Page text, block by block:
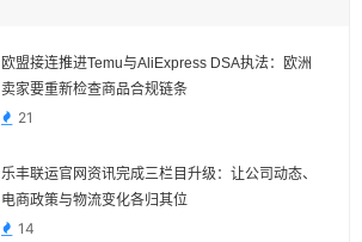
欧盟接连推进Temu与AliExpress DSA执法：欧洲
卖家要重新检查商品合规链条
21
乐丰联运官网资讯完成三栏目升级：让公司动态、
电商政策与物流变化各归其位
14